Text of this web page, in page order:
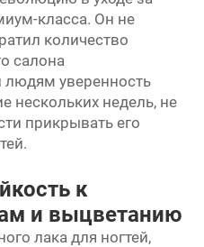
класса. Он не
количество
салона
людям уверенность
нескольких недель, не
прикрывать его
к
и выцветанию
лака для ногтей,